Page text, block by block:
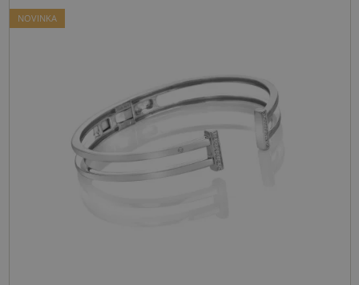
NOVINKA